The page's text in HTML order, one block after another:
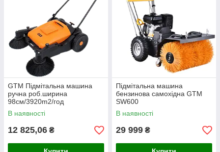
GTM Підмітальна машина
ручна роб.ширина
98см/3920m2/год
В наявності
12 825,06 ₴
Підмітальна машина
бензинова самохідна GTM
SW600
В наявності
29 999 ₴